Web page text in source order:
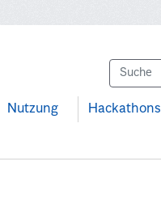
Nutzung Hackathons